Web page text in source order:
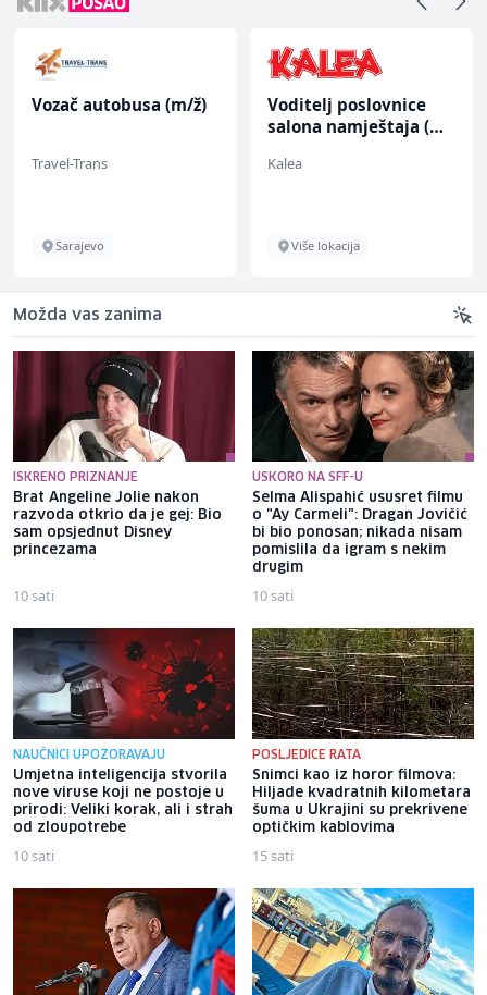
Vozač autobusa (m/ž)
Travel-Trans
Sarajevo
Voditelj poslovnice
salona namještaja (m/
Kalea
Više lokacija
Možda vas zanima
ISKRENO PRIZNANJE
Brat Angeline Jolie nakon
razvoda otkrio da je gej: Bio
sam opsjednut Disney
princezama
10 sati
USKORO NA SFF-U
Selma Alispahić ususret filmu
o "Ay Carmeli": Dragan Jovičić
bi bio ponosan; nikada nisam
pomislila da igram s nekim
drugim
10 sati
NAUČNICI UPOZORAVAJU
Umjetna inteligencija stvorila
nove viruse koji ne postoje u
prirodi: Veliki korak, ali i strah
od zloupotrebe
10 sati
POSLJEDICE RATA
Snimci kao iz horor filmova:
Hiljade kvadratnih kilometara
šuma u Ukrajini su prekrivene
optičkim kablovima
15 sati